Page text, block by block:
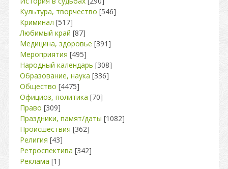
Культура, творчество [546]
Криминал [517]
Любимый край [87]
Медицина, здоровье [391]
Мероприятия [495]
Народный календарь [308]
Образование, наука [336]
Общество [4475]
Официоз, политика [70]
Право [309]
Праздники, памят/даты [1082]
Происшествия [362]
Религия [43]
Ретроспектива [342]
Реклама [1]